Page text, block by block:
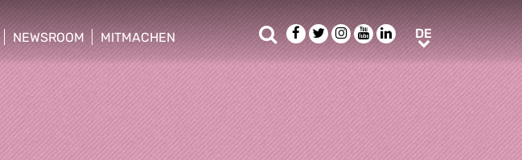
NEWSROOM
show/hide sub menu
MITMACHEN
show/hide sub menu
SucheFacebook
TwitterInstagram
YoutubeLinkedIn
DEDE